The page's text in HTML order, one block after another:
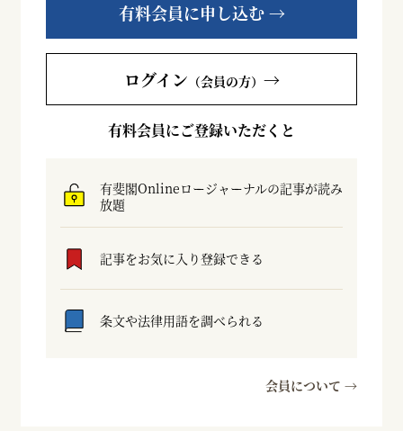
有料会員に申し込む →
ログイン （会員の方） →
有料会員にご登録いただくと
有斐閣Onlineロージャーナルの記事が読み
放題
記事をお気に入り登録できる
条文や法律用語を調べられる
会員について →